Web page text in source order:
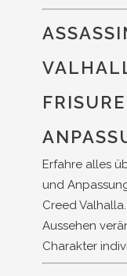
Erfahre alles
und
Creed
Aussehen
Charakter